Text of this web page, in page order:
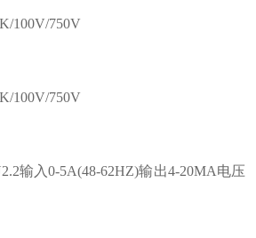
100V/750V
100V/750V
输入0-5A(48-62HZ)输出4-20MA电压